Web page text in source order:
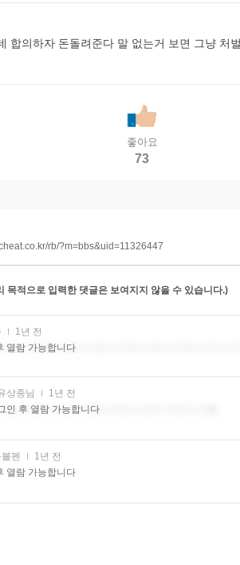
합의하자 돈돌려준다 말 없는거 보면 그냥
좋아요
73
rb/?m=bbs&uid=11326447
목적으로 입력한 댓글은 보여지지 않을 수 있습니다.)